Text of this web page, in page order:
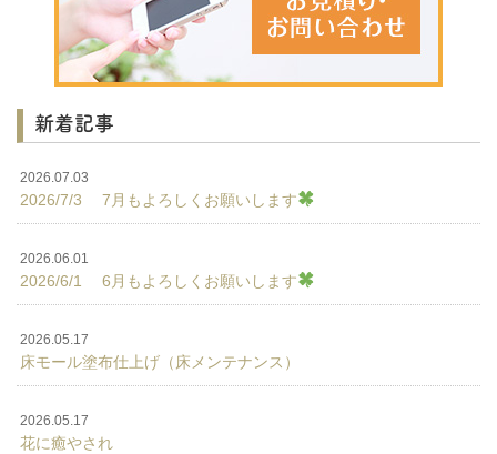
新着記事
2026.07.03
2026/7/3 7月もよろしくお願いします
2026.06.01
2026/6/1 6月もよろしくお願いします
2026.05.17
床モール塗布仕上げ（床メンテナンス）
2026.05.17
花に癒やされ